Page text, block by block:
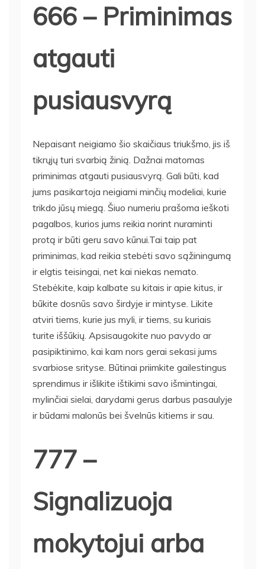
666 – Priminimas
atgauti
pusiausvyrą
Nepaisant neigiamo šio skaičiaus triukšmo, jis iš
tikrųjų turi svarbią žinią. Dažnai matomas
priminimas atgauti pusiausvyrą. Gali būti, kad
jums pasikartoja neigiami minčių modeliai, kurie
trikdo jūsų miegą. Šiuo numeriu prašoma ieškoti
pagalbos, kurios jums reikia norint nuraminti
protą ir būti geru savo kūnui.Tai taip pat
priminimas, kad reikia stebėti savo sąžiningumą
ir elgtis teisingai, net kai niekas nemato.
Stebėkite, kaip kalbate su kitais ir apie kitus, ir
būkite dosnūs savo širdyje ir mintyse. Likite
atviri tiems, kurie jus myli, ir tiems, su kuriais
turite iššūkių. Apsisaugokite nuo pavydo ar
pasipiktinimo, kai kam nors gerai sekasi jums
svarbiose srityse. Būtinai priimkite gailestingus
sprendimus ir išlikite ištikimi savo išmintingai,
mylinčiai sielai, darydami gerus darbus pasaulyje
ir būdami malonūs bei švelnūs kitiems ir sau.
777 –
Signalizuoja
mokytojui arba